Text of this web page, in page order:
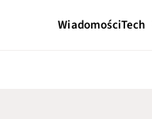
WiadomościTech